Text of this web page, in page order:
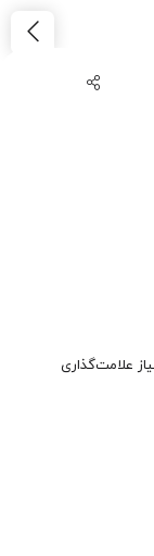
علامت‌گذاری